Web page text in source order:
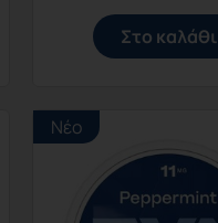
Στο καλάθι
Νέο